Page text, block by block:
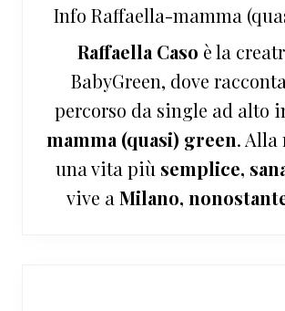
Info Raffaella-mamma
Raffaella Caso è la
BabyGreen, dove
percorso da single ad alto
mamma (quasi) green. Alla
una vita più semplice,
vive a Milano,